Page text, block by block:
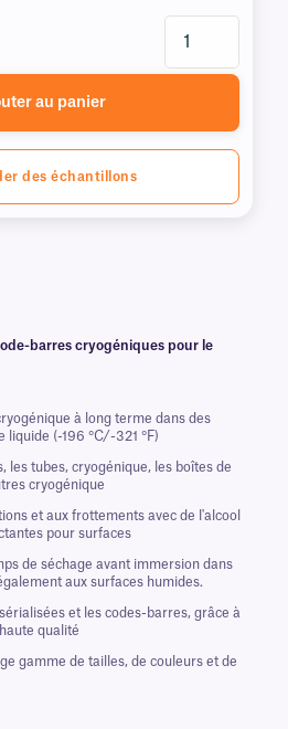
au panier
des échantillons
barres cryogéniques pour le
à long terme dans des
liquide (-196 °C/-321 °F)
les tubes, cryogénique, les boîtes de
cryogénique
et aux frottements avec de l'alcool
pour surfaces
de séchage avant immersion dans
aux surfaces humides.
et les codes-barres, grâce à
qualité
gamme de tailles, de couleurs et de